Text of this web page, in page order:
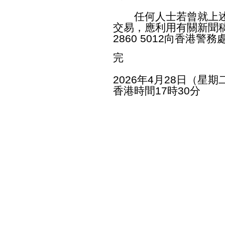
任何人士若曾就上述
交易，應利用有關新聞
2860 5012向香港警務
完
2026年4月28日（星期
香港時間17時30分